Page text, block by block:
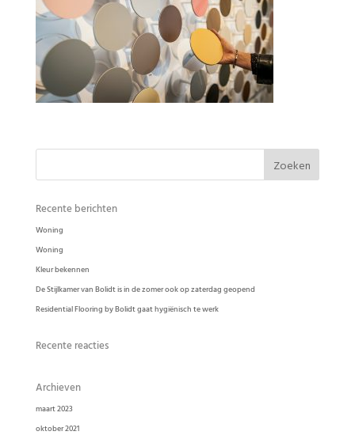
Recente berichten
Woning
Woning
Kleur bekennen
De Stijlkamer van Bolidt is in de zomer ook op zaterdag geopend
Residential Flooring by Bolidt gaat hygiënisch te werk
Recente reacties
Archieven
maart 2023
oktober 2021